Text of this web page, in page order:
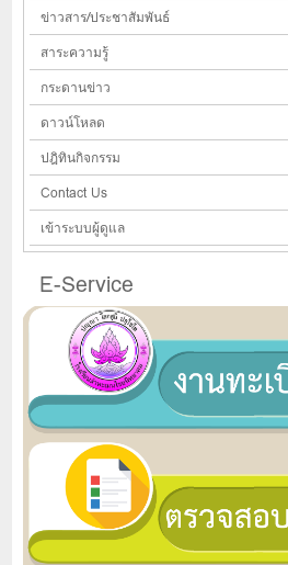
ข่าวสาร/ประชาสัมพันธ์
สาระความรู้
กระดานข่าว
ดาวน์โหลด
ปฎิทินกิจกรรม
Contact Us
เข้าระบบผู้ดูแล
E-Service